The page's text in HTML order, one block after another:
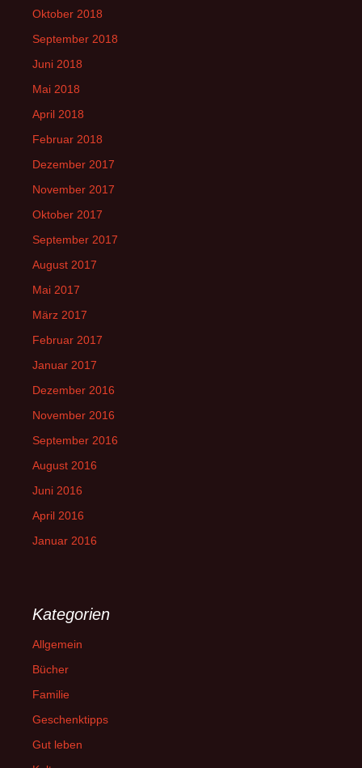
Oktober 2018
September 2018
Juni 2018
Mai 2018
April 2018
Februar 2018
Dezember 2017
November 2017
Oktober 2017
September 2017
August 2017
Mai 2017
März 2017
Februar 2017
Januar 2017
Dezember 2016
November 2016
September 2016
August 2016
Juni 2016
April 2016
Januar 2016
Kategorien
Allgemein
Bücher
Familie
Geschenktipps
Gut leben